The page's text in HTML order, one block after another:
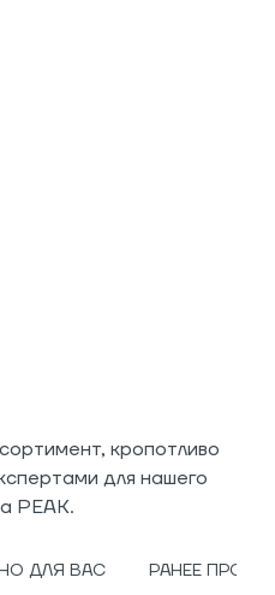
кропотливо
для нашего
PEAK.
ДЛЯ ВАС РАНЕЕ